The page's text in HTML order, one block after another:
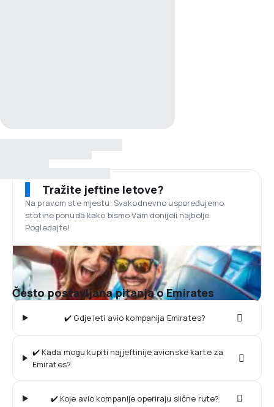
Tražite jeftine letove?
Na pravom ste mjestu. Svakodnevno uspoređujemo
stotine ponuda kako bismo Vam donijeli najbolje.
Pogledajte!
Često postavljana pitanja o Emirates
✔️ Gdje leti avio kompanija Emirates?
✔️ Kada mogu kupiti najjeftinije avionske karte za
Emirates?
✔️ Koje avio kompanije operiraju slične rute?